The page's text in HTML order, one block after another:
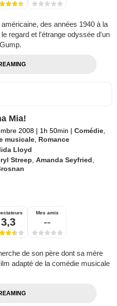
des années 1940 à la
regard et l'étrange odyssée d'un
Mia!
2008 | 1h 50min | Comédie,
musicale, Romance
Lloyd
Streep,Amanda Seyfried,
3,3
Mes amis
--
de son père dont sa mère
adapté de la comédie musicale